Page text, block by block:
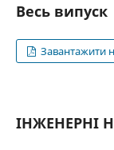
Весь випуск
Завантажити
ІНЖЕНЕРНІ